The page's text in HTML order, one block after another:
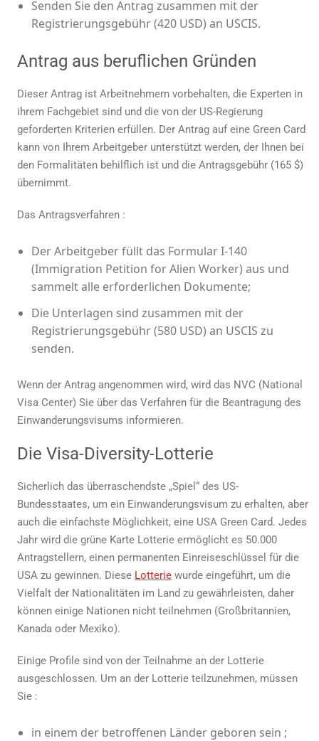
Senden Sie den Antrag zusammen mit der
Registrierungsgebühr (420 USD) an USCIS.
Antrag aus beruflichen Gründen
Dieser Antrag ist Arbeitnehmern vorbehalten, die Experten in
ihrem Fachgebiet sind und die von der US-Regierung
geforderten Kriterien erfüllen. Der Antrag auf eine Green Card
kann von Ihrem Arbeitgeber unterstützt werden, der Ihnen bei
den Formalitäten behilflich ist und die Antragsgebühr (165 $)
übernimmt.
Das Antragsverfahren :
Der Arbeitgeber füllt das Formular I-140
(Immigration Petition for Alien Worker) aus und
sammelt alle erforderlichen Dokumente;
Die Unterlagen sind zusammen mit der
Registrierungsgebühr (580 USD) an USCIS zu
senden.
Wenn der Antrag angenommen wird, wird das NVC (National
Visa Center) Sie über das Verfahren für die Beantragung des
Einwanderungsvisums informieren.
Die Visa-Diversity-Lotterie
Sicherlich das überraschendste „Spiel“ des US-
Bundesstaates, um ein Einwanderungsvisum zu erhalten, aber
auch die einfachste Möglichkeit, eine USA Green Card. Jedes
Jahr wird die grüne Karte Lotterie ermöglicht es 50.000
Antragstellern, einen permanenten Einreiseschlüssel für die
USA zu gewinnen. Diese Lotterie wurde eingeführt, um die
Vielfalt der Nationalitäten im Land zu gewährleisten, daher
können einige Nationen nicht teilnehmen (Großbritannien,
Kanada oder Mexiko).
Einige Profile sind von der Teilnahme an der Lotterie
ausgeschlossen. Um an der Lotterie teilzunehmen, müssen
Sie :
in einem der betroffenen Länder geboren sein ;